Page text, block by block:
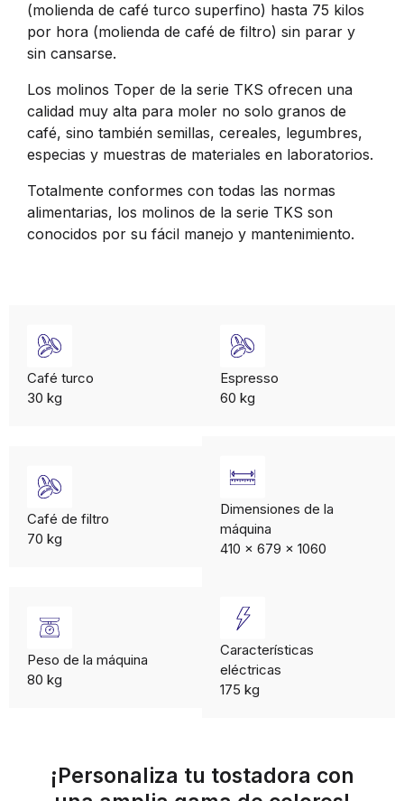
(molienda de café turco superfino) hasta 75 kilos
por hora (molienda de café de filtro) sin parar y
sin cansarse.
Los molinos Toper de la serie TKS ofrecen una
calidad muy alta para moler no solo granos de
café, sino también semillas, cereales, legumbres,
especias y muestras de materiales en laboratorios.
Totalmente conformes con todas las normas
alimentarias, los molinos de la serie TKS son
conocidos por su fácil manejo y mantenimiento.
Café turco
30 kg
Espresso
60 kg
Café de filtro​
70 kg
Dimensiones de la
máquina
410 x 679 x 1060
Peso de la máquina
80 kg
Características
eléctricas
175 kg
¡Personaliza tu tostadora con